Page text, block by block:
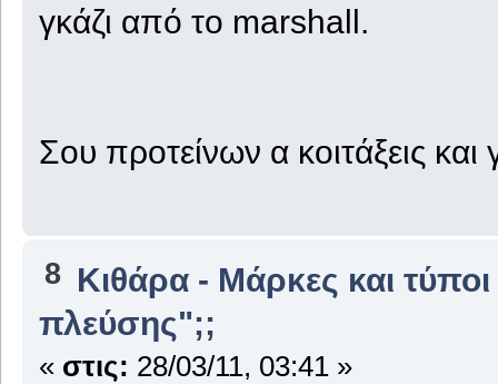
γκάζι από το marshall.
Σου προτείνων α κοιτάξεις
8 Κιθάρα - Μάρκες και τύποι
πλεύσης";;
« στις: 28/03/11, 03:41 »